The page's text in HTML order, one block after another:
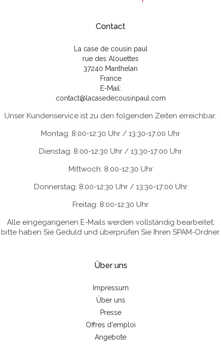
Contact
La case de cousin paul
rue des Alouettes
37240 Manthelan
France
E-Mail:
contact@lacasedecousinpaul.com
Unser Kundenservice ist zu den folgenden Zeiten erreichbar:
Montag: 8:00-12:30 Uhr / 13:30-17:00 Uhr
Dienstag: 8:00-12:30 Uhr / 13:30-17:00 Uhr
Mittwoch: 8:00-12:30 Uhr
Donnerstag: 8:00-12:30 Uhr / 13:30-17:00 Uhr
Freitag: 8:00-12:30 Uhr
Alle eingegangenen E-Mails werden vollständig bearbeitet;
bitte haben Sie Geduld und überprüfen Sie Ihren SPAM-Ordner.
Über uns
Impressum
Über uns
Presse
Offres d'emploi
Angebote